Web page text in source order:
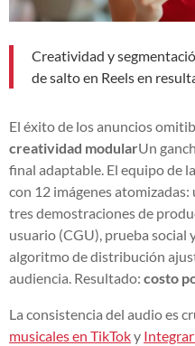
Creatividad y
de salto en Reels en
El éxito de los anuncios
creatividad modularUn
final adaptable. El equipo de
con 12 imágenes
tres demostraciones de
usuario (CGU), prueba social
algoritmo de distribución
audiencia. Resultado: costo
La consistencia del audio es
musicales en TikToky